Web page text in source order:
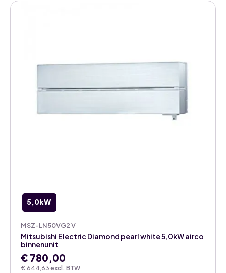
5,0kW
MSZ-LN50VG2 V
€ 644,63 excl. BTW
Mitsubishi Electric Diamond pearl white 5,0kW airco
binnenunit
€ 780,00